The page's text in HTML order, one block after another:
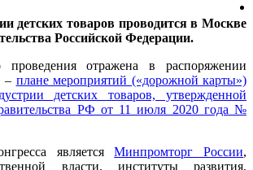
детских товаров проводится в Москве
Российской Федерации.
проведения отражена в распоряжении
– плане мероприятий («дорожной карты»)
детских товаров, утвержденной
РФ от 11 июля 2020 года №
являетсяМинпромторг России,
власти, институты развития,